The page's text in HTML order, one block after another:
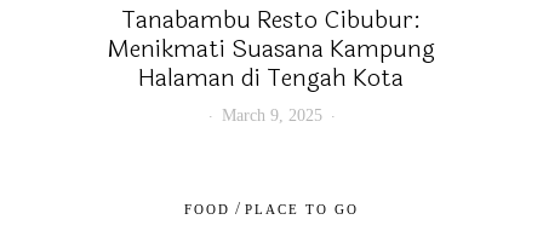
Tanabambu Resto Cibubur:
Menikmati Suasana Kampung
Halaman di Tengah Kota
March 9, 2025
FOOD / PLACE TO GO